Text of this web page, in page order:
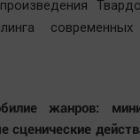
жанров:
сценические